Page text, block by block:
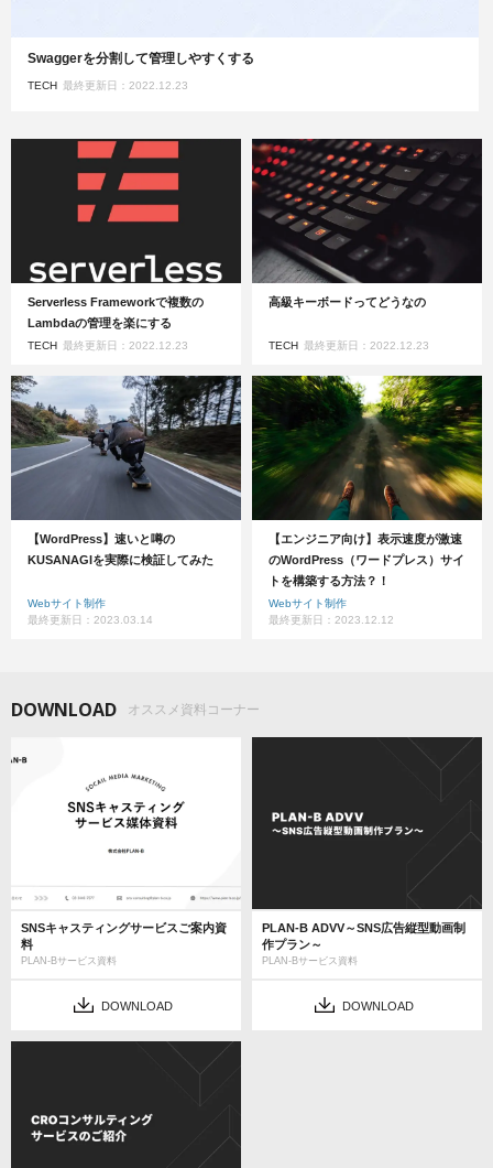
Swaggerを分割して管理しやすくする
TECH 最終更新日：2022.12.23
Serverless Frameworkで複数の
Lambdaの管理を楽にする
TECH 最終更新日：2022.12.23
高級キーボードってどうなの
TECH 最終更新日：2022.12.23
【WordPress】速いと噂の
KUSANAGIを実際に検証してみた
Webサイト制作
最終更新日：2023.03.14
【エンジニア向け】表示速度が激速
のWordPress（ワードプレス）サイ
トを構築する方法？！
Webサイト制作
最終更新日：2023.12.12
DOWNLOAD オススメ資料コーナー
SNSキャスティングサービスご案内資
料
PLAN-Bサービス資料
DOWNLOAD
PLAN-B ADVV～SNS広告縦型動画制
作プラン～
PLAN-Bサービス資料
DOWNLOAD